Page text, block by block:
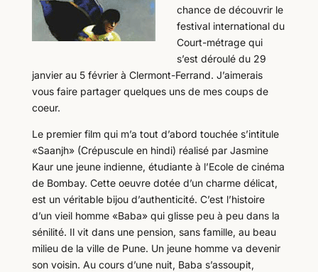
chance de découvrir le
festival international du
Court-métrage qui
s’est déroulé du 29
janvier au 5 février à Clermont-Ferrand. J’aimerais
vous faire partager quelques uns de mes coups de
coeur.
Le premier film qui m’a tout d’abord touchée s’intitule
«Saanjh» (Crépuscule en hindi) réalisé par Jasmine
Kaur une jeune indienne, étudiante à l’Ecole de cinéma
de Bombay. Cette oeuvre dotée d’un charme délicat,
est un véritable bijou d’authenticité. C’est l’histoire
d’un vieil homme «Baba» qui glisse peu à peu dans la
sénilité. Il vit dans une pension, sans famille, au beau
milieu de la ville de Pune. Un jeune homme va devenir
son voisin. Au cours d’une nuit, Baba s’assoupit,